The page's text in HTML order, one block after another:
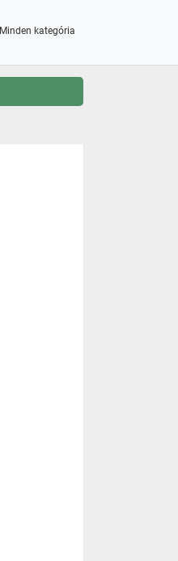
Minden kategória